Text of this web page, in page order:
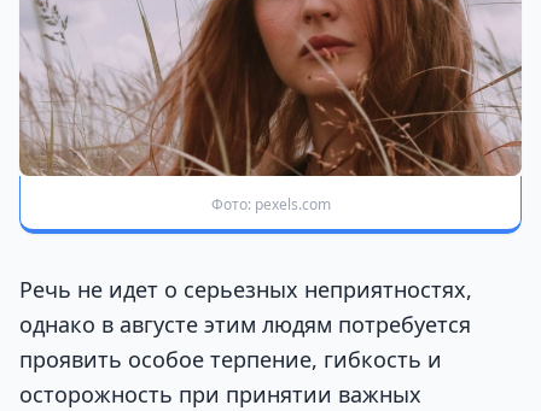
Фото: pexels.com
Речь не идет о серьезных неприятностях,
однако в августе этим людям потребуется
проявить особое терпение, гибкость и
осторожность при принятии важных